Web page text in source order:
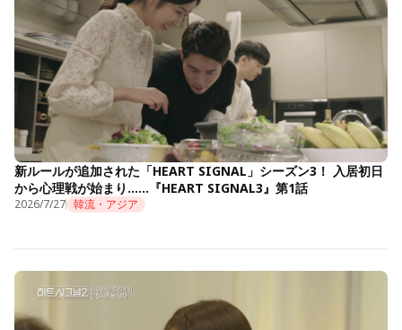
新ルールが追加された「HEART SIGNAL」シーズン3！ 入居初日
から心理戦が始まり……『HEART SIGNAL3』第1話
2026/7/27 韓流・アジア